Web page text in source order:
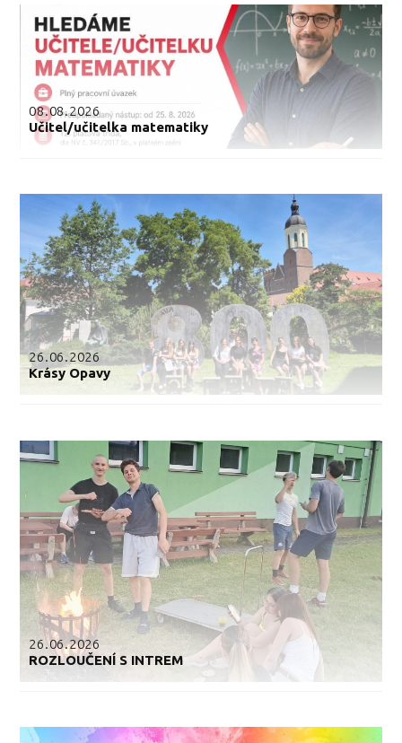
08.08.2026
Učitel/učitelka matematiky
26.06.2026
Krásy Opavy
26.06.2026
ROZLOUČENÍ S INTREM